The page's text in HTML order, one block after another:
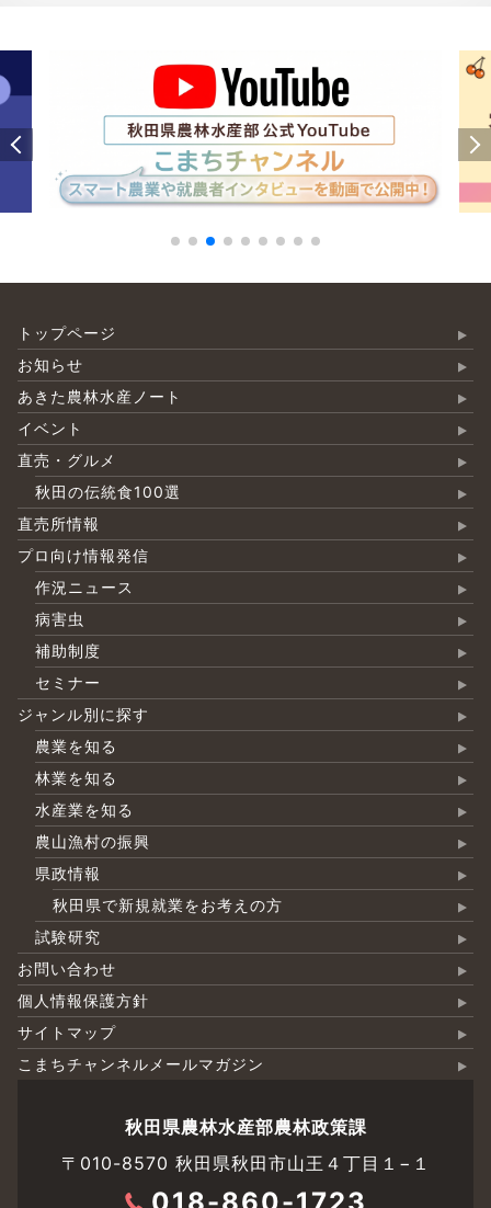
トップページ
お知らせ
あきた農林水産ノート
イベント
直売・グルメ
秋田の伝統食100選
直売所情報
プロ向け情報発信
作況ニュース
病害虫
補助制度
セミナー
ジャンル別に探す
農業を知る
林業を知る
水産業を知る
農山漁村の振興
県政情報
秋田県で新規就業をお考えの方
試験研究
お問い合わせ
個人情報保護方針
サイトマップ
こまちチャンネルメールマガジン
秋田県農林水産部農林政策課
〒010-8570 秋田県秋田市山王４丁目１−１
018-860-1723